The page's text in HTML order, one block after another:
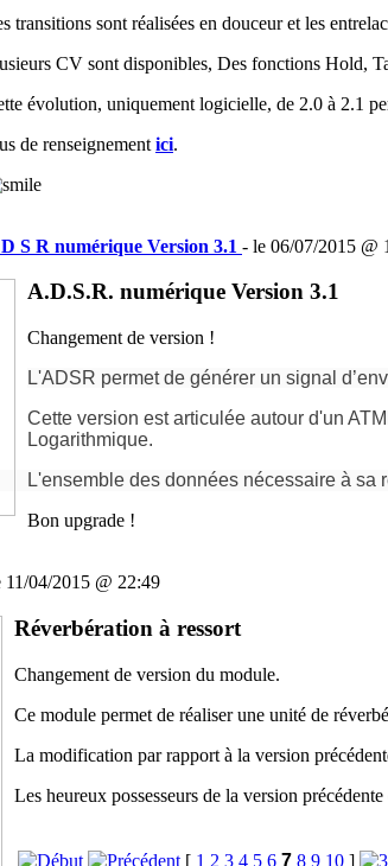
transitions sont réalisées en douceur et les
CV sont disponibles, Des fonctions Hold,
évolution, uniquement logicielle, de 2.0 à 2.1
de renseignement ici.
S R numérique Version 3.1 - le 06/07/2015 @
A.D.S.R. numérique Version 3.1
Changement de version !
L'ADSR permet de générer un signal
Cette version est articulée autour d'un
Logarithmique.
L'ensemble des données nécessaire à
Bon upgrade !
11/04/2015 @ 22:49
Réverbération à ressort
Changement de version du module.
Ce module permet de réaliser une unité de
La modification par rapport à la version
Les heureux possesseurs de la version
[ 1 2 3 4 5 6 7 8 9 10 ]